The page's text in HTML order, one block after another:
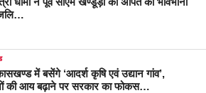
में बसेंगे ‘आदर्श कृषि एवं उद्यान गांव’,
की आय बढ़ाने पर सरकार का फोकस…